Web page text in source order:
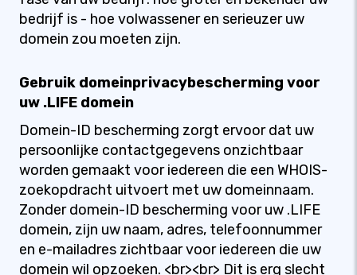
bedrijf is - hoe volwassener en serieuzer uw
domein zou moeten zijn.
Gebruik domeinprivacybescherming voor
uw .LIFE domein
Domein-ID bescherming zorgt ervoor dat uw
persoonlijke contactgegevens onzichtbaar
worden gemaakt voor iedereen die een WHOIS-
zoekopdracht uitvoert met uw domeinnaam.
Zonder domein-ID bescherming voor uw .LIFE
domein, zijn uw naam, adres, telefoonnummer
en e-mailadres zichtbaar voor iedereen die uw
domein wil opzoeken. <br><br> Dit is erg slecht